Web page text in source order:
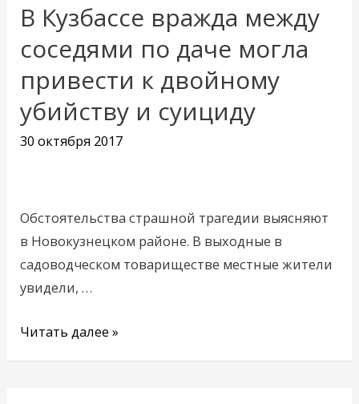
В Кузбассе вражда между
соседями по даче могла
привести к двойному
убийству и суициду
30 октября 2017
Обстоятельства страшной трагедии выясняют
в Новокузнецком районе. В выходные в
садоводческом товариществе местные жители
увидели, …
В
Кузбассе
вражда
между
соседями
по
даче
к
двойному
убийству
и
Читать далее »